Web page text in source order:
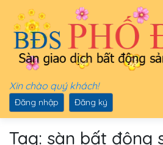
Xin chào quý khách!
Đăng nhập Đăng ký
Tag: sàn bất động